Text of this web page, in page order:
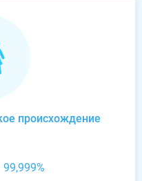
происхождение
99,999%